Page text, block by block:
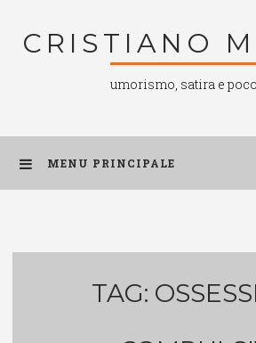
CRISTIANO
umorismo, satira e
MENU PRINCIPALE
TAG: